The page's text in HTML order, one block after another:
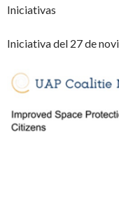
Iniciativas
Iniciativa del 27 de